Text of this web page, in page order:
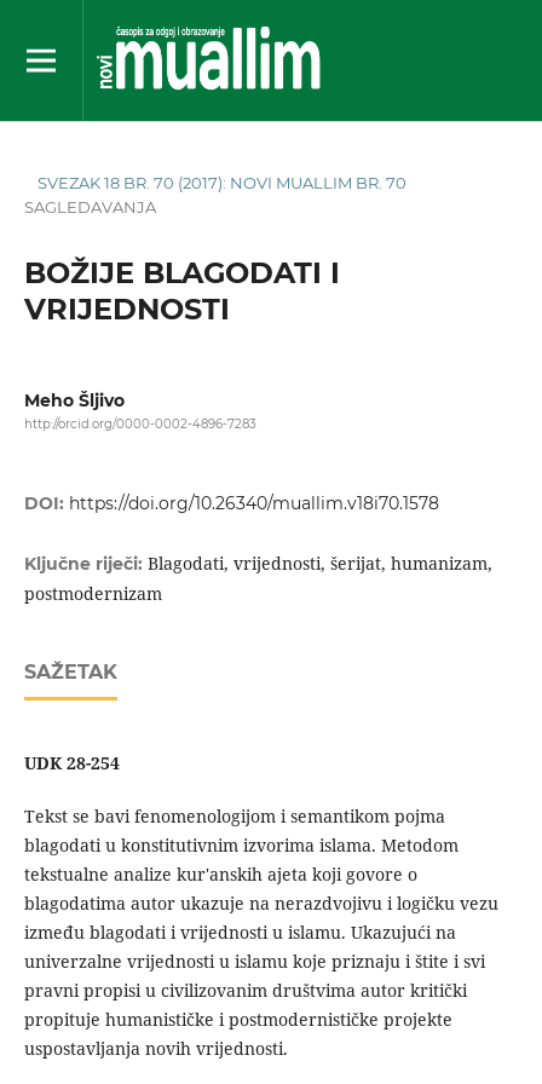
SVEZAK 18 BR. 70 (2017): NOVI MUALLIM BR. 70
SAGLEDAVANJA
BOŽIJE BLAGODATI I
VRIJEDNOSTI
Meho Šljivo
http://orcid.org/0000-0002-4896-7283
DOI: https://doi.org/10.26340/muallim.v18i70.1578
Ključne riječi: Blagodati, vrijednosti, šerijat, humanizam,
postmodernizam
SAŽETAK
UDK 28-254
Tekst se bavi fenomenologijom i semantikom pojma
blagodati u konstitutivnim izvorima islama. Metodom
tekstualne analize kur'anskih ajeta koji govore o
blagodatima autor ukazuje na nerazdvojivu i logičku vezu
između blagodati i vrijednosti u islamu. Ukazujući na
univerzalne vrijednosti u islamu koje priznaju i štite i svi
pravni propisi u civilizovanim društvima autor kritički
propituje humanističke i postmodernističke projekte
uspostavljanja novih vrijednosti.